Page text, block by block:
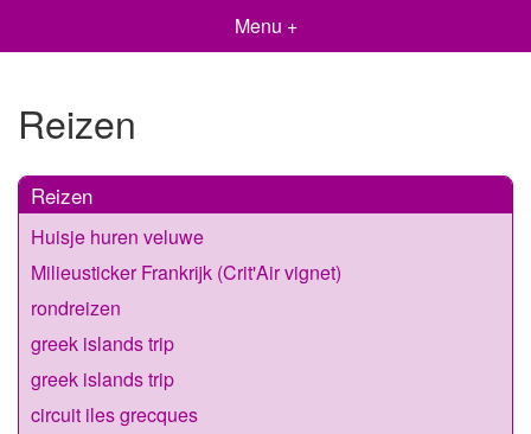
Menu +
Reizen
Reizen
Huisje huren veluwe
Milieusticker Frankrijk (Crit'Air vignet)
rondreizen
greek islands trip
greek islands trip
circuit iles grecques